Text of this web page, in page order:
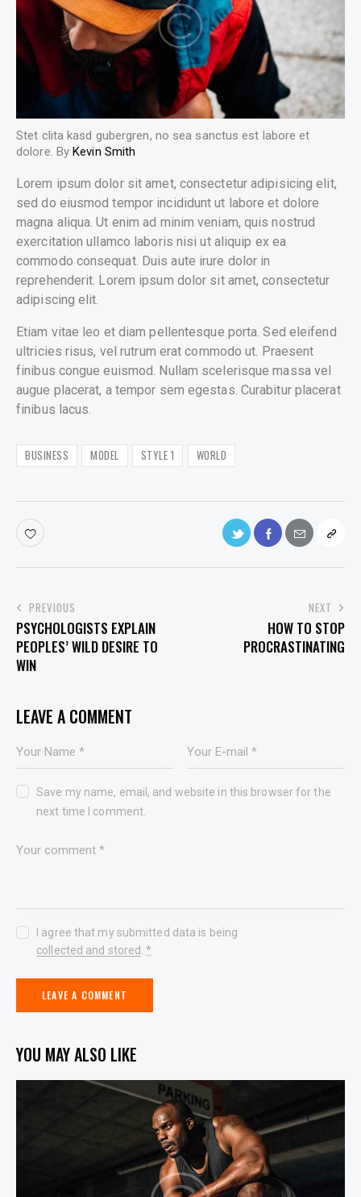
Stet clita kasd gubergren, no sea sanctus est labore et
dolore. ByKevin Smith
Lorem ipsum dolor sit amet, consectetur adipisicing elit,
sed do eiusmod tempor incididunt ut labore et dolore
magna aliqua. Ut enim ad minim veniam, quis nostrud
exercitation ullamco laboris nisi ut aliquip ex ea
commodo consequat. Duis aute irure dolor in
reprehenderit. Lorem ipsum dolor sit amet, consectetur
adipiscing elit.
Etiam vitae leo et diam pellentesque porta. Sed eleifend
ultricies risus, vel rutrum erat commodo ut. Praesent
finibus congue euismod. Nullam scelerisque massa vel
augue placerat, a tempor sem egestas. Curabitur placerat
finibus lacus.
BUSINESS MODEL STYLE 1 WORLD
POST
NAVIGATION
PREVIOUS
PSYCHOLOGISTS EXPLAIN
PEOPLES’ WILD DESIRE TO
WIN
NEXT
HOW TO STOP
PROCRASTINATING
LEAVE A COMMENT
Save my name, email, and website in this browser for the
next time I comment.
I agree that my submitted data is being
collected and stored .*
YOU MAY ALSO LIKE